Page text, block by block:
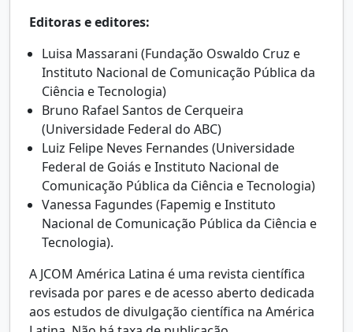
Editoras e editores:
Luisa Massarani (Fundação Oswaldo Cruz e
Instituto Nacional de Comunicação Pública da
Ciência e Tecnologia)
Bruno Rafael Santos de Cerqueira
(Universidade Federal do ABC)
Luiz Felipe Neves Fernandes (Universidade
Federal de Goiás e Instituto Nacional de
Comunicação Pública da Ciência e Tecnologia)
Vanessa Fagundes (Fapemig e Instituto
Nacional de Comunicação Pública da Ciência e
Tecnologia).
A JCOM América Latina é uma revista científica
revisada por pares e de acesso aberto dedicada
aos estudos de divulgação científica na América